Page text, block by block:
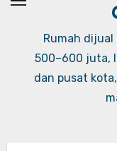
Rumah dijual
500–600 juta,
dan pusat